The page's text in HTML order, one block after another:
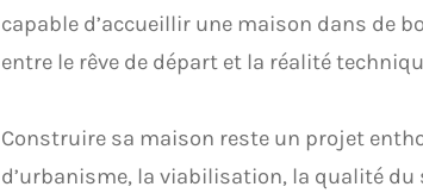
capable d’accueillir une maison dans de
entre le rêve de départ et la réalité
Construire sa maison reste un projet
d’urbanisme, la viabilisation, la qualité